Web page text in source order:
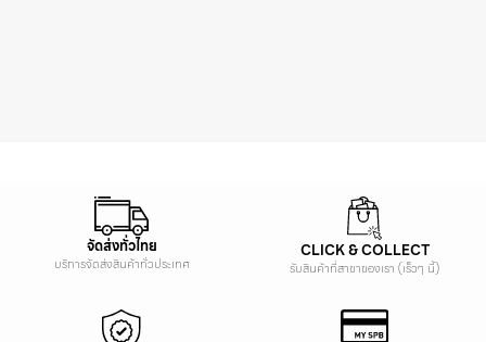
จัดส่งทั่วไทย
บริการจัดส่งสินค้าทั่วประเทศ
CLICK & COLLECT
รับสินค้าที่สาขาของเรา (เร็วๆ นี้)